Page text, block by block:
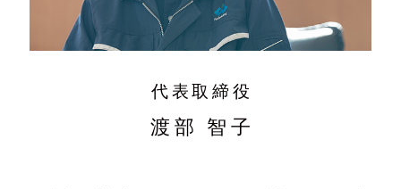
代表取締役
渡部 智子